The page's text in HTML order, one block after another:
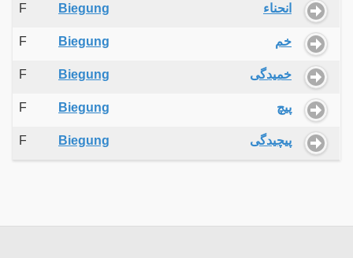
F Biegung انحناء
F Biegung خم
F Biegung خمیدگی
F Biegung پیچ
F Biegung پیچیدگی